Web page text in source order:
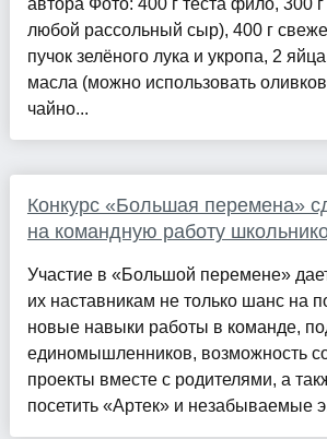
автора Фото: 400 г теста фило, 300
любой рассольный сыр), 400 г
пучок зелёного лука и укропа, 2
масла (можно использовать
чайно...
Конкурс «Большая перемена»
на командную работу
Участие в «Большой перемене»
их наставникам не только шанс на
новые навыки работы в команде,
единомышленников, возможность
проекты вместе с родителями, а
посетить «Артек» и незабываемые